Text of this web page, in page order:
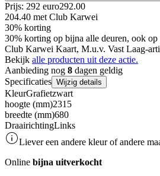
Prijs: 292 euro292.00
204.40 met Club Karwei
30% korting
30% korting op bijna alle deuren, ook op
Club Karwei Kaart, M.u.v. Vast Laag-
Bekijk alle producten uit deze actie.
Aanbieding nog 8 dagen geldig
Specificaties Wijzig details
KleurGrafietzwart
hoogte (mm)2315
breedte (mm)680
DraairichtingLinks
Liever een andere kleur of andere
Online bijna uitverkocht